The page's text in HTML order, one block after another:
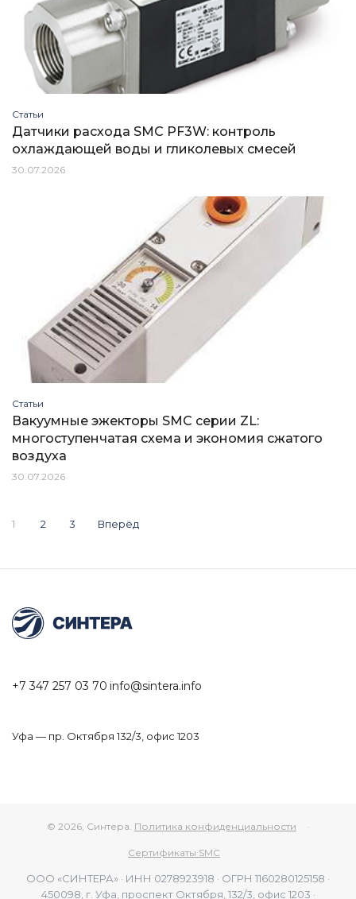
Статьи
Датчики расхода SMC PF3W: контроль
охлаждающей воды и гликолевых смесей
30.07.2026
Статьи
Вакуумные эжекторы SMC серии ZL:
многоступенчатая схема и экономия сжатого
воздуха
30.07.2026
Постраничная
1 2 3 Вперёд
+7 347 257 03 70 info@sintera.info
Уфа — пр. Октября 132/3, офис 1203
© 2026, Синтера. Политика конфиденциальности ·
Сертификаты SMC
ООО «СИНТЕРА» · ИНН 0278923918 · ОГРН 1160280125158 ·
450098, г. Уфа, проспект Октября, 132/3, офис 1203 ·